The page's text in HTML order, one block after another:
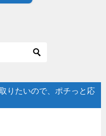
りたいので、ポチっと応